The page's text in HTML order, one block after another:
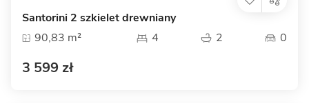
Santorini 2 szkielet drewniany
90,83 m²
4 2 0
3 599 zł